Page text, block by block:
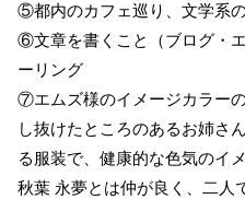
⑤都内のカフェ巡り、文学系
⑥文章を書くこと（ブログ・
ーリング
⑦エムズ様のイメージカラー
し抜けたところのあるお姉さ
る服装で、健康的な色気のイ
秋葉 永夢とは仲が良く、二人